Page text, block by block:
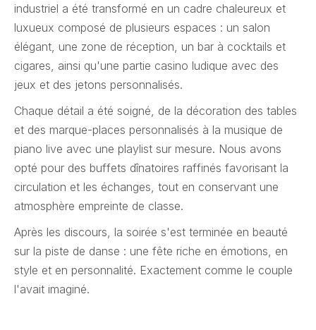
industriel a été transformé en un cadre chaleureux et
luxueux composé de plusieurs espaces : un salon
élégant, une zone de réception, un bar à cocktails et
cigares, ainsi qu'une partie casino ludique avec des
jeux et des jetons personnalisés.
Chaque détail a été soigné, de la décoration des tables
et des marque-places personnalisés à la musique de
piano live avec une playlist sur mesure. Nous avons
opté pour des buffets dînatoires raffinés favorisant la
circulation et les échanges, tout en conservant une
atmosphère empreinte de classe.
Après les discours, la soirée s'est terminée en beauté
sur la piste de danse : une fête riche en émotions, en
style et en personnalité. Exactement comme le couple
l'avait imaginé.